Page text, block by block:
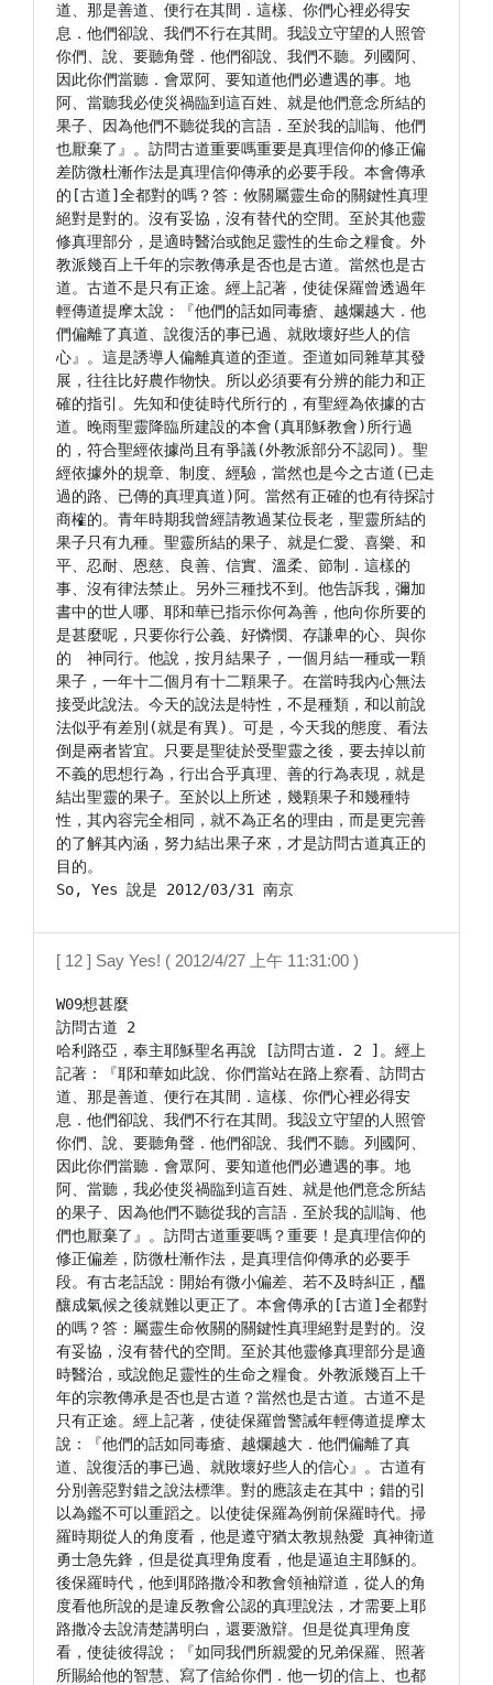
道、那是善道、便行在其間．這樣、你們心裡必得安
息．他們卻說、我們不行在其間。我設立守望的人照管
你們、說、要聽角聲．他們卻說、我們不聽。列國阿、
因此你們當聽．會眾阿、要知道他們必遭遇的事。地
阿、當聽我必使災禍臨到這百姓、就是他們意念所結的
果子、因為他們不聽從我的言語．至於我的訓誨、他們
也厭棄了』。訪問古道重要嗎重要是真理信仰的修正偏
差防微杜漸作法是真理信仰傳承的必要手段。本會傳承
的[古道]全都對的嗎？答：攸關屬靈生命的關鍵性真理
絕對是對的。沒有妥協，沒有替代的空間。至於其他靈
修真理部分，是適時醫治或飽足靈性的生命之糧食。外
教派幾百上千年的宗教傳承是否也是古道。當然也是古
道。古道不是只有正途。經上記著，使徒保羅曾透過年
輕傳道提摩太說：『他們的話如同毒瘡、越爛越大．他
們偏離了真道、說復活的事已過、就敗壞好些人的信
心』。這是誘導人偏離真道的歪道。歪道如同雜草其發
展，往往比好農作物快。所以必須要有分辨的能力和正
確的指引。先知和使徒時代所行的，有聖經為依據的古
道。晚雨聖靈降臨所建設的本會(真耶穌教會)所行過
的，符合聖經依據尚且有爭議(外教派部分不認同)。聖
經依據外的規章、制度、經驗，當然也是今之古道(已走
過的路、已傳的真理真道)阿。當然有正確的也有待探討
商榷的。青年時期我曾經請教過某位長老，聖靈所結的
果子只有九種。聖靈所結的果子、就是仁愛、喜樂、和
平、忍耐、恩慈、良善、信實、溫柔、節制．這樣的
事、沒有律法禁止。另外三種找不到。他告訴我，彌加
書中的世人哪、耶和華已指示你何為善，他向你所要的
是甚麼呢，只要你行公義、好憐憫、存謙卑的心、與你
的　神同行。他說，按月結果子，一個月結一種或一顆
果子，一年十二個月有十二顆果子。在當時我內心無法
接受此說法。今天的說法是特性，不是種類，和以前說
法似乎有差別(就是有異)。可是，今天我的態度、看法
倒是兩者皆宜。只要是聖徒於受聖靈之後，要去掉以前
不義的思想行為，行出合乎真理、善的行為表現，就是
結出聖靈的果子。至於以上所述，幾顆果子和幾種特
性，其內容完全相同，就不為正名的理由，而是更完善
的了解其內涵，努力結出果子來，才是訪問古道真正的
目的。
[ 12 ] Say Yes! ( 2012/4/27 上午 11:31:00 )
W09想甚麼
訪問古道 2
哈利路亞，奉主耶穌聖名再說 [訪問古道. 2 ]。經上
記著：『耶和華如此說、你們當站在路上察看、訪問古
道、那是善道、便行在其間．這樣、你們心裡必得安
息．他們卻說、我們不行在其間。我設立守望的人照管
你們、說、要聽角聲．他們卻說、我們不聽。列國阿、
因此你們當聽．會眾阿、要知道他們必遭遇的事。地
阿、當聽，我必使災禍臨到這百姓、就是他們意念所結
的果子、因為他們不聽從我的言語．至於我的訓誨、他
們也厭棄了』。訪問古道重要嗎？重要！是真理信仰的
修正偏差，防微杜漸作法，是真理信仰傳承的必要手
段。有古老話說：開始有微小偏差、若不及時糾正，醞
釀成氣候之後就難以更正了。本會傳承的[古道]全都對
的嗎？答：屬靈生命攸關的關鍵性真理絕對是對的。沒
有妥協，沒有替代的空間。至於其他靈修真理部分是適
時醫治，或說飽足靈性的生命之糧食。外教派幾百上千
年的宗教傳承是否也是古道？當然也是古道。古道不是
只有正途。經上記著，使徒保羅曾警誡年輕傳道提摩太
說：『他們的話如同毒瘡、越爛越大．他們偏離了真
道、說復活的事已過、就敗壞好些人的信心』。古道有
分別善惡對錯之說法標準。對的應該走在其中；錯的引
以為鑑不可以重蹈之。以使徒保羅為例前保羅時代。掃
羅時期從人的角度看，他是遵守猶太教規熱愛 真神衛道
勇士急先鋒，但是從真理角度看，他是逼迫主耶穌的。
後保羅時代，他到耶路撒冷和教會領袖辯道，從人的角
度看他所說的是違反教會公認的真理說法，才需要上耶
路撒冷去說清楚講明白，還要激辯。但是從真理角度
看，使徒彼得說；『如同我們所親愛的兄弟保羅、照著
所賜給他的智慧、寫了信給你們．他一切的信上、也都